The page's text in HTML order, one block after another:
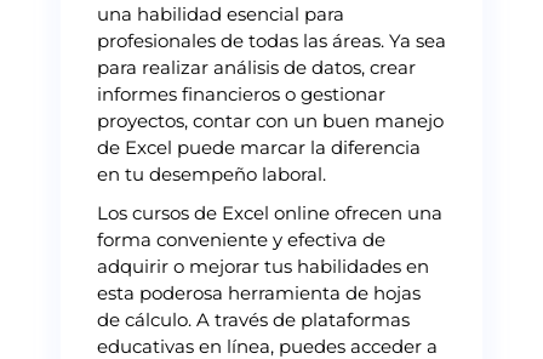
una habilidad esencial para
profesionales de todas las áreas. Ya sea
para realizar análisis de datos, crear
informes financieros o gestionar
proyectos, contar con un buen manejo
de Excel puede marcar la diferencia
en tu desempeño laboral.
Los cursos de Excel online ofrecen una
forma conveniente y efectiva de
adquirir o mejorar tus habilidades en
esta poderosa herramienta de hojas
de cálculo. A través de plataformas
educativas en línea, puedes acceder a